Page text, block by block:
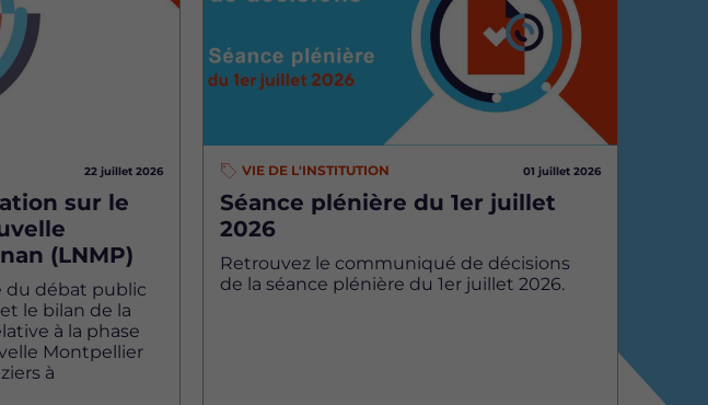
22 juillet 2026
sur le
(LNMP)
du débat public
le bilan de la
à la phase
Montpellier
à
VIE DE L'INSTITUTION 01 juillet 2026
Séance plénière du 1er juillet
2026
Retrouvez le communiqué de décisions
de la séance plénière du 1er juillet 2026.